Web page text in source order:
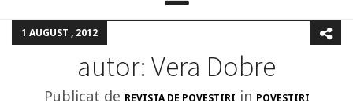
1 AUGUST , 2012
autor: Vera Dobre
Publicat de REVISTA DE POVESTIRI in POVESTIRI